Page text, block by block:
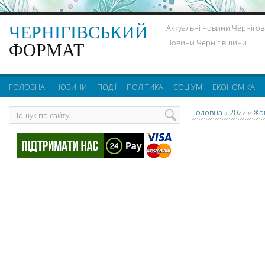
ЧЕРНІГІВСЬКИЙ
ФОРМАТ
Актуальні новини
Новини Чернігівщини
ГОЛОВНА НОВИНИ ПОДІЇ ПОЛІТИКА СОЦІУМ ЕКОНОМІКА
Головна » 2022»